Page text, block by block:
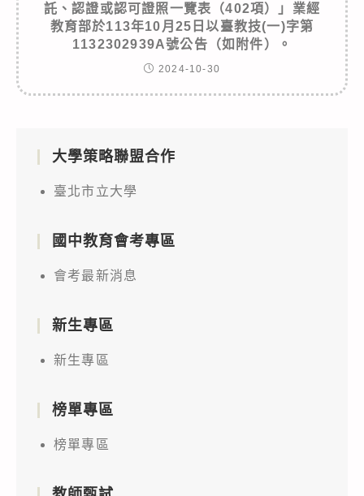
託、認證或認可證照一覽表（402項）」業經
教育部於113年10月25日以臺教技(一)字第
1132302939A號公告（如附件）。
2024-10-30
大學策略聯盟合作
臺北市立大學
國中教育會考專區
會考最新消息
新生專區
新生專區
榜單專區
榜單專區